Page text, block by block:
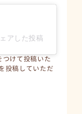
アした投稿
つけて投稿いた
投稿していただ